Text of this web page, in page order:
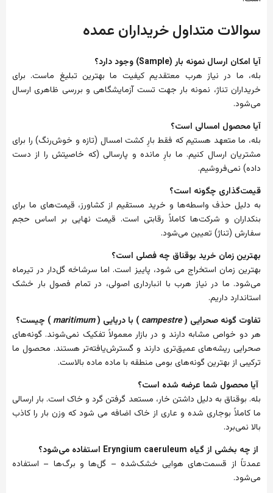
سوالات متداول خریداران عمده
آیا امکان ارسال نمونه بار (Sample) وجود دارد؟
بله، ما در نیاز هرب معتقدیم کیفیت ما بهترین تبلیغ ماست. برای
خریداران تناژ، نمونه بار جهت تست آزمایشگاهی و بررسی ظاهری ارسال
می‌شود.
آیا محصول امسالی است؟
بله، ما متعهد هستیم که فقط بارِ کشت امسال (تازه و خوش‌رنگ) را برای
مشتریان ارسال کنیم. ما بارِ مانده و پارسالی (که خاصیتش را از دست
داده) نمی‌فروشیم.
قیمت‌گذاری چگونه است؟
به دلیل حذف واسطه‌ها و خرید مستقیم از کشاورز، قیمت‌های ما برای
بنکداران و شرکت‌ها کاملاً رقابتی است. قیمت نهایی بر اساس حجم
سفارش (تناژ) تعیین می‌شود.
بهترین زمان خرید بوقناق چه فصلی است؟
بهترین زمان استخراج می شود، پاییز است. اما سرشاخه گل‌دار در تیرماه
می‌شود. ما در نیاز هرب با انبارداری اصولی، در تمام فصول بار خشک
استاندارد داریم.
تفاوت گونه صحرایی (campestre ) با دریایی (maritimum) چیست؟
هر دو خواص مشابه دارند و در بازار معمولاً تفکیک نمی‌شوند. گونه‌های
صحرایی ریشه‌های عمیق‌تری دارند و گسترش‌یافته‌تر هستند. محصول ما
ترکیبی از بهترین گونه‌های بومی منطقه با ماده ماده بالاست.
آیا محصول شما عرضه شده است؟
بله. بوقناق به دلیل داشتن خار، مستعد گرفتن گرد و خاک است. بار ارسالی
ما کاملاً بوجاری شده و عاری از خاک اضافه می شود که وزن بار را کاذب
بالا نمی‌برد.
از چه بخشی از گیاه Eryngium caeruleum استفاده می‌شود؟
عمدتاً از قسمت‌های هوایی خشک‌شده – گل‌ها و برگ‌ها – استفاده
می‌شود.